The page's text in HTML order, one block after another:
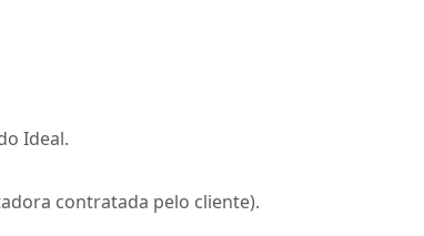
Ideal.
contratada pelo cliente).